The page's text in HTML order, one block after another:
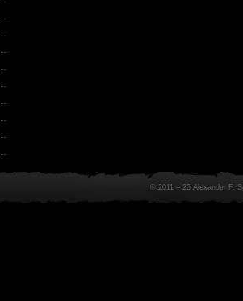
© 2011 – 25 Alexander F.